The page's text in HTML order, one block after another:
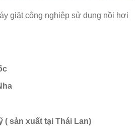
giặt công nghiệp sử dụng nồi hơi
( sản xuất tại Thái Lan)